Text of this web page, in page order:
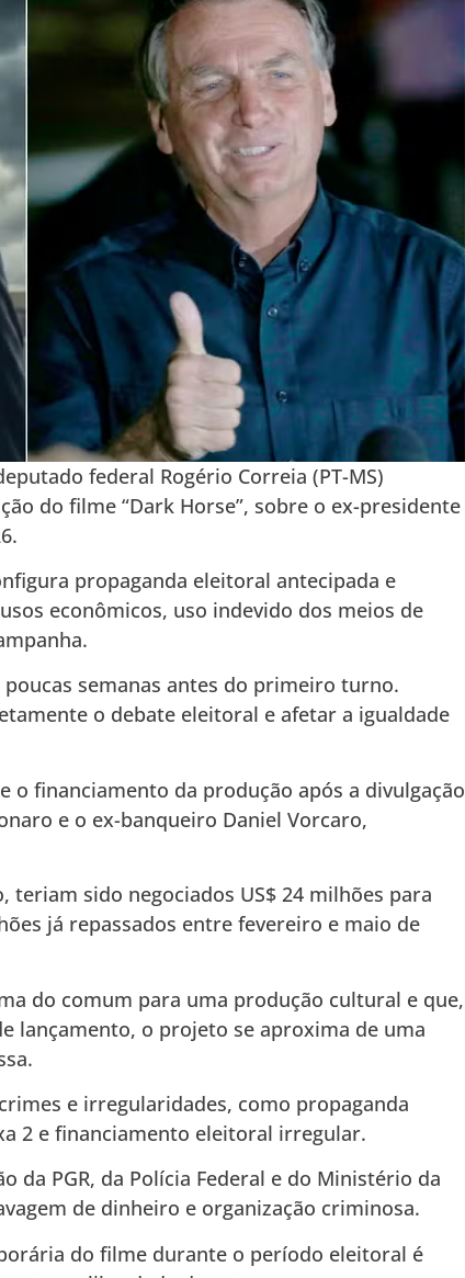
federal Rogério Correia (PT-MS)
do filme “Dark Horse”, sobre o ex-presidente
propaganda eleitoral antecipada e
econômicos, uso indevido dos meios de
semanas antes do primeiro turno.
o debate eleitoral e afetar a igualdade
o financiamento da produção após a divulgação
e o ex-banqueiro Daniel Vorcaro,
sido negociados US$ 24 milhões para
já repassados entre fevereiro e maio de
do comum para uma produção cultural e que,
lançamento, o projeto se aproxima de uma
e irregularidades, como propaganda
2 e financiamento eleitoral irregular.
da PGR, da Polícia Federal e do Ministério da
de dinheiro e organização criminosa.
do filme durante o período eleitoral é